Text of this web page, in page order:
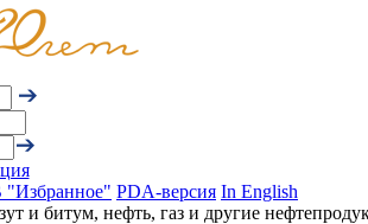
"Избранное" PDA-версия In English
и битум, нефть, газ и другие